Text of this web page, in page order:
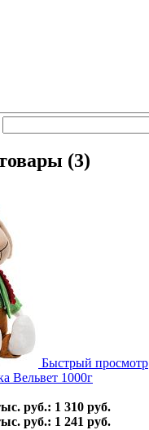
(3)
Быстрый просмотр
Вельвет 1000г
руб.: 1 310 руб.
руб.: 1 241 руб.